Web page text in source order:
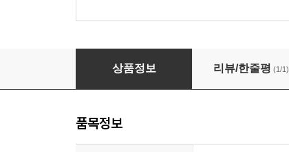
마이멜로디 DIY 오르골 꾸미기 키트
상품정보 리뷰/한줄평 (1/1)
품목정보